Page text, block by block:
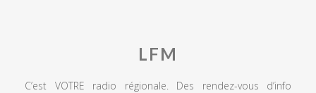
LFM
C’est VOTRE radio régionale. Des rendez-vous d’info